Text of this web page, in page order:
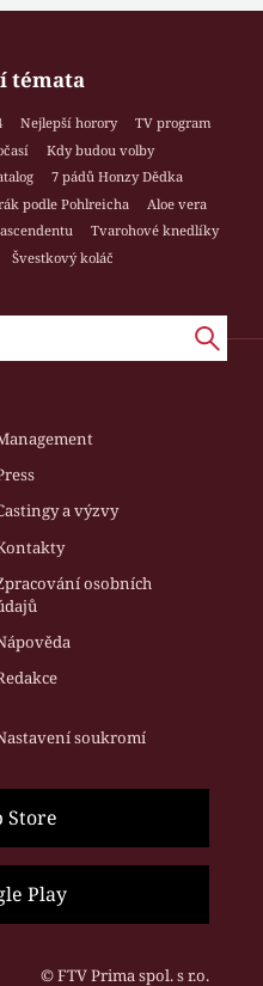
témata
Nejlepší horory
TV program
Kdy budou volby
7 pádů Honzy Dědka
podle Pohlreicha
Aloe vera
Tvarohové knedlíky
Švestkový koláč
a výzvy
osobních
soukromí
Store
Play
© FTV Prima spol. s r.o.